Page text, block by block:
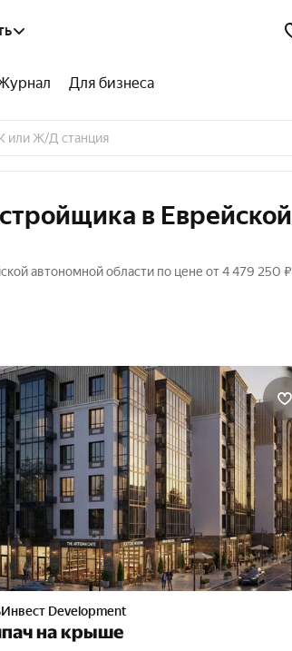
Для бизнеса
в Еврейской
автономной области по цене от 4 479 250 ₽
Development
на крыше